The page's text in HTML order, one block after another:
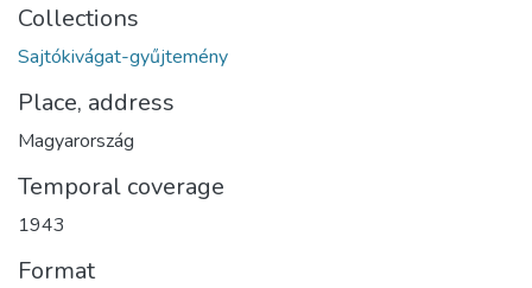
Collections
Sajtókivágat-gyűjtemény
Place, address
Magyarország
Temporal coverage
1943
Format